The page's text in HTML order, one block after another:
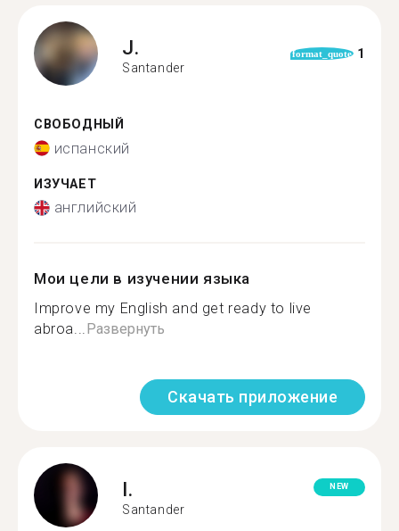
J.
Santander
format_quote 1
СВОБОДНЫЙ
испанский
ИЗУЧАЕТ
английский
Мои цели в изучении языка
Improve my English and get ready to live
abroa...Развернуть
Скачать приложение
I.
Santander
NEW